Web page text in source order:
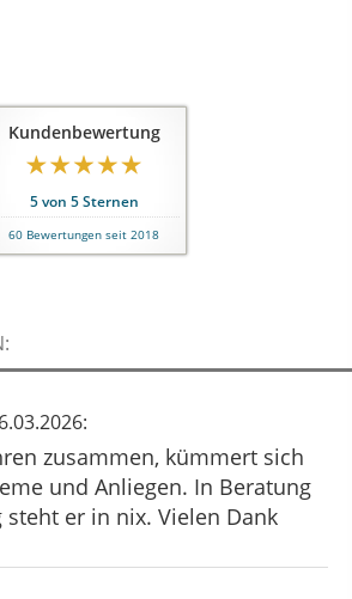
Kundenbewertung
5von 5Sternen
60 Bewertungen seit 2018
zusammen, kümmert sich
und Anliegen. In Beratung
er in nix. Vielen Dank